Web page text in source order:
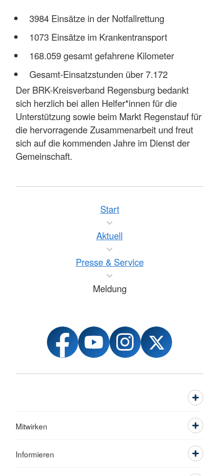
3984 Einsätze in der Notfallrettung
1073 Einsätze im Krankentransport
168.059 gesamt gefahrene Kilometer
Gesamt-Einsatzstunden über 7.172
Der BRK-Kreisverband Regensburg bedankt
sich herzlich bei allen Helfer*innen für die
Unterstützung sowie beim Markt Regenstauf für
die hervorragende Zusammenarbeit und freut
sich auf die kommenden Jahre im Dienst der
Gemeinschaft.
Start
Aktuell
Presse & Service
Meldung
Mitwirken
Informieren